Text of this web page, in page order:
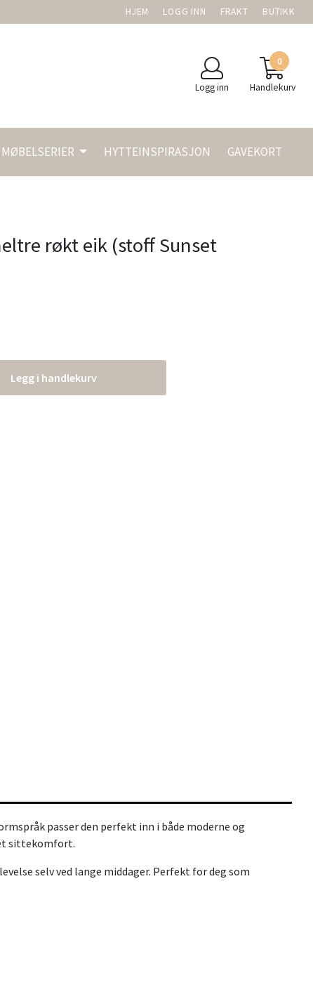
HJEM LOGG INN FRAKT BUTIKK
Logg inn
0
Handlekurv
MØBELSERIER HYTTEINSPIRASJON GAVEKORT
røkt eik (stoff Sunset
Legg i handlekurv
passer den perfekt inn i både moderne og
sittekomfort.
selv ved lange middager. Perfekt for deg som